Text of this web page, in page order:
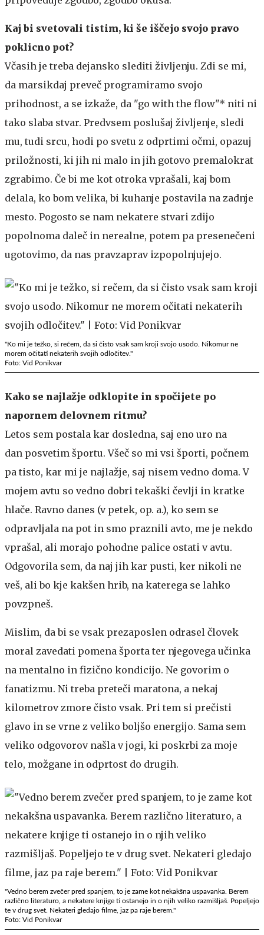
Kaj bi svetovali tistim, ki še iščejo svojo pravo
poklicno pot?
Včasih je treba dejansko slediti življenju. Zdi se mi,
da marsikdaj preveč programiramo svojo
prihodnost, a se izkaže, da "go with the flow"* niti ni
tako slaba stvar. Predvsem poslušaj življenje, sledi
mu, tudi srcu, hodi po svetu z odprtimi očmi, opazuj
priložnosti, ki jih ni malo in jih gotovo premalokrat
zgrabimo. Če bi me kot otroka vprašali, kaj bom
delala, ko bom velika, bi kuhanje postavila na zadnje
mesto. Pogosto se nam nekatere stvari zdijo
popolnoma daleč in nerealne, potem pa presenečeni
ugotovimo, da nas pravzaprav izpopolnjujejo.
"Ko mi je težko, si rečem, da si čisto vsak sam kroji svojo usodo. Nikomur ne
morem očitati nekaterih svojih odločitev."
Foto: Vid Ponikvar
Kako se najlažje odklopite in spočijete po
napornem delovnem ritmu?
Letos sem postala kar dosledna, saj eno uro na
dan posvetim športu. Všeč so mi vsi športi, počnem
pa tisto, kar mi je najlažje, saj nisem vedno doma. V
mojem avtu so vedno dobri tekaški čevlji in kratke
hlače. Ravno danes (v petek, op. a.), ko sem se
odpravljala na pot in smo praznili avto, me je nekdo
vprašal, ali morajo pohodne palice ostati v avtu.
Odgovorila sem, da naj jih kar pusti, ker nikoli ne
veš, ali bo kje kakšen hrib, na katerega se lahko
povzpneš.
Mislim, da bi se vsak prezaposlen odrasel človek
moral zavedati pomena športa ter njegovega učinka
na mentalno in fizično kondicijo. Ne govorim o
fanatizmu. Ni treba preteči maratona, a nekaj
kilometrov zmore čisto vsak. Pri tem si prečisti
glavo in se vrne z veliko boljšo energijo. Sama sem
veliko odgovorov našla v jogi, ki poskrbi za moje
telo, možgane in odprtost do drugih.
"Vedno berem zvečer pred spanjem, to je zame kot nekakšna uspavanka. Berem
različno literaturo, a nekatere knjige ti ostanejo in o njih veliko razmišljaš. Popeljejo
te v drug svet. Nekateri gledajo filme, jaz pa raje berem."
Foto: Vid Ponikvar